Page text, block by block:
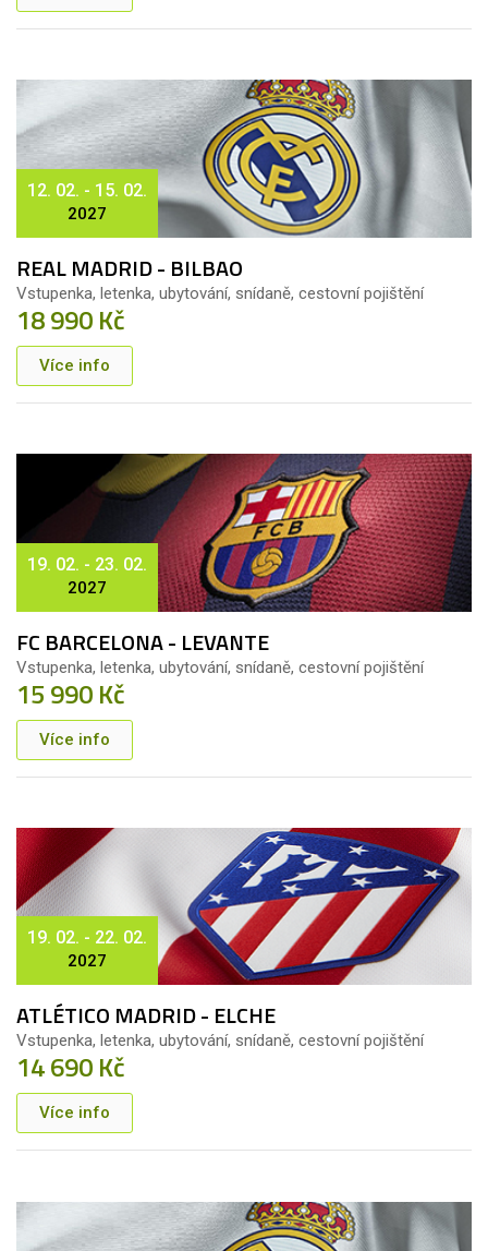
12. 02. - 15. 02.
2027
REAL MADRID - BILBAO
Vstupenka, letenka, ubytování, snídaně, cestovní pojištění
18 990 Kč
Více info
19. 02. - 23. 02.
2027
FC BARCELONA - LEVANTE
Vstupenka, letenka, ubytování, snídaně, cestovní pojištění
15 990 Kč
Více info
19. 02. - 22. 02.
2027
ATLÉTICO MADRID - ELCHE
Vstupenka, letenka, ubytování, snídaně, cestovní pojištění
14 690 Kč
Více info